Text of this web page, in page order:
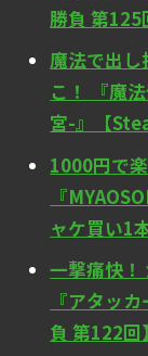
勝負 第125
魔法で出し
こ！ 『魔
宮-』【
1000円で
『
ャケ買い1
一撃痛快！
『アタッ
負 第122回】